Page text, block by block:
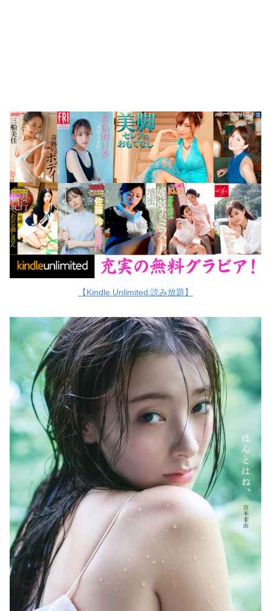
【Kindle Unlimited:読み放題】